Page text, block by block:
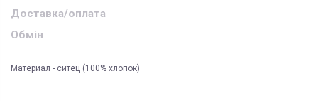
Доставка/оплата
Обмін
Материал - ситец (100% хлопок)